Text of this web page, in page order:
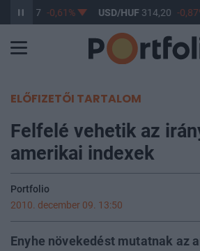
363,17 -0,61% USD/HUF314,20 -
ELŐFIZETŐI TARTALOM
Felfelé vehetik az
amerikai indexek
Portfolio
2010. december 09. 13:50
Enyhe növekedést mutatnak az